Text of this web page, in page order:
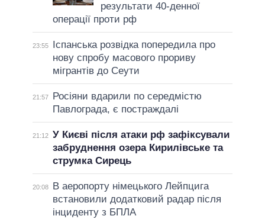
результати 40-денної
операції проти рф
23:55
Іспанська розвідка попередила про
нову спробу масового прориву
мігрантів до Сеути
21:57
Росіяни вдарили по середмістю
Павлограда, є постраждалі
21:12 У Києві після атаки рф зафіксували
забруднення озера Кирилівське та
струмка Сирець
20:08
В аеропорту німецького Лейпцига
встановили додатковий радар після
інциденту з БПЛА